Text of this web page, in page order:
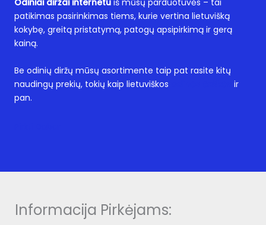
Odiniai diržai internetu iš mūsų parduotuvės – tai
patikimas pasirinkimas tiems, kurie vertina lietuvišką
kokybę, greitą pristatymą, patogų apsipirkimą ir gerą
kainą.
Be odinių diržų mūsų asortimente taip pat rasite kitų
naudingų prekių, tokių kaip lietuviškos
ir
pan.
Informacija Pirkėjams: